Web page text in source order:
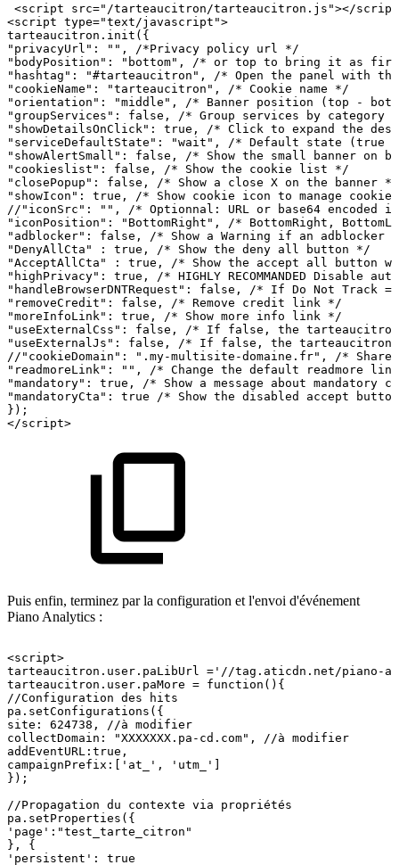
<script
src="/tarteaucitron/tarteaucitron.js"></
<script type="text/javascript">
tarteaucitron.init({
"privacyUrl":
"", /*Privacy policy url
*/
"bodyPosition":
"bottom", /* or top to bring it as
"hashtag":
"#tarteaucitron", /* Open the panel with
"cookieName":
"tarteaucitron", /* Cookie name
*/
"orientation":
"middle", /* Banner position (top -
"groupServices":
false, /* Group services by category
"showDetailsOnClick":
true, /* Click to expand the
"serviceDefaultState":
"wait", /* Default state (true
"showAlertSmall":
false, /* Show the small banner on
"cookieslist":
false, /* Show the cookie list
*/
"closePopup":
false, /* Show a close X on the banner */
"showIcon":
true, /* Show cookie icon to manage
cookies
//"iconSrc":
"", /* Optionnal: URL or base64 encoded
"iconPosition":
"BottomRight", /* BottomRight,
"adblocker":
false, /* Show a Warning if an adblocker
"DenyAllCta"
: true, /* Show the deny all button
*/
"AcceptAllCta"
: true, /* Show the accept all button
"highPrivacy":
true, /* HIGHLY RECOMMANDED Disable
auto
"handleBrowserDNTRequest":
false, /* If Do Not Track ==
"removeCredit":
false, /* Remove credit link
*/
"moreInfoLink":
true, /* Show more info link
*/
"useExternalCss":
false, /* If false, the
"useExternalJs":
false, /* If false, the
//"cookieDomain":
".my-multisite-domaine.fr", /*
Shared
"readmoreLink":
"", /* Change the default readmore
link
"mandatory":
true, /* Show a message about mandatory
"mandatoryCta":
true /* Show the disabled accept
button
});
</script>
Puis enfin, terminez par la configuration et l'envoi d'événement
Piano Analytics :
<script>
tarteaucitron.user.paLibUrl
='//tag.aticdn.net/piano-
tarteaucitron.user.paMore = function(){
//Configuration des
hits
pa.setConfigurations({
site:
624738, //à modifier
collectDomain:
"XXXXXXX.pa-cd.com", //à modifier
addEventURL:true,
campaignPrefix:['at_',
'utm_']
});
//Propagation du contexte via
propriétés
pa.setProperties({
'page':"test_tarte_citron"
},
{
'persistent':
true